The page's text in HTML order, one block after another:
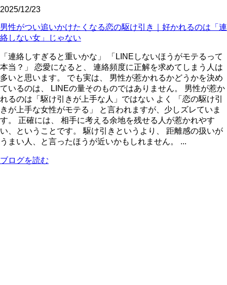
2025/12/23
男性がつい追いかけたくなる恋の駆け引き｜好かれるのは「連
絡しない女」じゃない
「連絡しすぎると重いかな」 「LINEしないほうがモテるって
本当？」 恋愛になると、 連絡頻度に正解を求めてしまう人は
多いと思います。 でも実は、 男性が惹かれるかどうかを決め
ているのは、 LINEの量そのものではありません。 男性が惹か
れるのは「駆け引きが上手な人」ではない よく 「恋の駆け引
きが上手な女性がモテる」 と言われますが、少しズレていま
す。 正確には、 相手に考える余地を残せる人が惹かれやす
い、ということです。 駆け引きというより、 距離感の扱いが
うまい人、と言ったほうが近いかもしれません。 ...
ブログを読む